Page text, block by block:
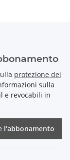
protezione dei
sulla
e revocabili in
l'abbonamento